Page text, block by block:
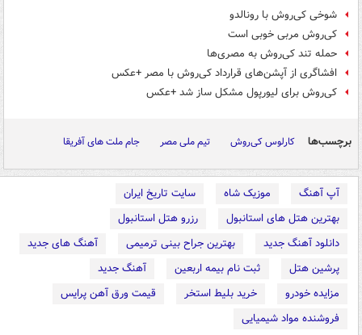
شوخی کی‌روش با رونالدو
کی‌روش مربی خوبی است
حمله تند کی‌روش به مصری‌ها
افشاگری از آپشن‌های قرارداد کی‌روش با مصر +عکس
کی‌روش برای لیورپول مشکل ساز شد +عکس
برچسب‌ها کارلوس کی‌روش تیم ملی مصر جام ملت های آفریقا
آپ آهنگ موزیک شاه
سایت تاریخ ایران
بهترین هتل های استانبول
رزرو هتل استانبول
دانلود آهنگ جدید
بهترین جراح بینی ترمیمی
آهنگ های جدید
پرشین هتل
ثبت نام بیمه اربعین
آهنگ جدید
مزایده خودرو
خرید بلیط استخر
قیمت ورق آهن پرایس
فروشنده مواد شیمیایی